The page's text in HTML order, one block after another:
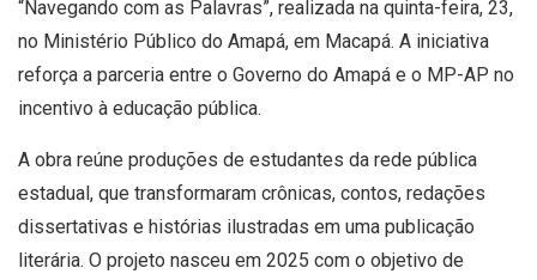
“Navegando com as Palavras”, realizada na quinta-feira, 23,
no Ministério Público do Amapá, em Macapá. A iniciativa
reforça a parceria entre o Governo do Amapá e o MP-AP no
incentivo à educação pública.
A obra reúne produções de estudantes da rede pública
estadual, que transformaram crônicas, contos, redações
dissertativas e histórias ilustradas em uma publicação
literária. O projeto nasceu em 2025 com o objetivo de